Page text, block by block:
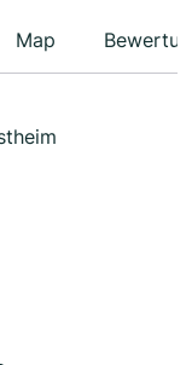
Map